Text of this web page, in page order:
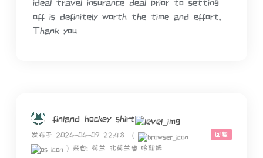
ideal travel insurance deal prior to setting
off is definitely worth the time and effort.
Thank you
finland hockey shirt
回复
发布于 2026-06-09 22:48
(
) 来自: 荷兰 北荷兰省 哈勒姆